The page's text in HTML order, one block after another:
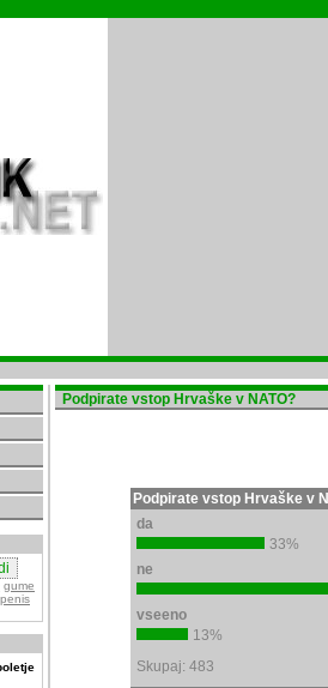
gume
penis
Podpirate vstop Hrvaške v NATO?
Podpirate vstop Hrvaške v
da
33%
ne
vseeno
13%
Skupaj: 483